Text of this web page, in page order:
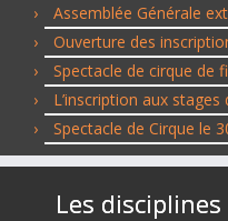
Assemblée Générale
Ouverture des
Spectacle de cirque de
L’inscription aux stages
Spectacle de Cirque le
Les disciplines